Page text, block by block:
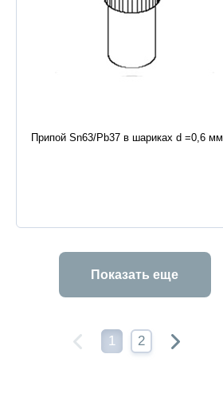
Припой Sn63/Pb37 в шариках d =0,6 мм
Показать еще
1 2